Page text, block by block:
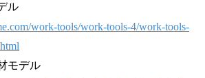
ル
work-tools/work-tools-4/work-tools-
モデル